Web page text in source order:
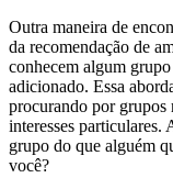
Outra maneira de
da recomendação de
conhecem algum grupo
adicionado. Essa
procurando por grupos
interesses
grupo do que alguém
você?